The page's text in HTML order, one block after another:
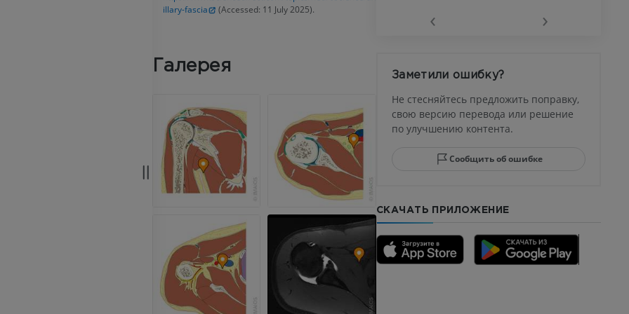
illary-fascia
(Accessed: 11 July 2025).
Галерея
Visible Human Project
МРТ предплюсны и
заднего отдела стопы
ПРЕМИУМ
KT
‹ ›
Заметили ошибку?
Не стесняйтесь предложить поправку,
свою версию перевода или решение
по улучшению контента.
Сообщить об ошибке
СКАЧАТЬ ПРИЛОЖЕНИЕ